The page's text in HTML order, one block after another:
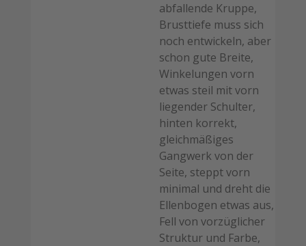
abfallende Kruppe,
Brusttiefe muss sich
noch entwickeln, aber
schon gute Breite,
Winkelungen vorn
etwas steil mit vorn
liegender Schulter,
hinten korrekt,
gleichmäßiges
Gangwerk von der
Seite, steppt vorn
minimal und dreht die
Ellenbogen etwas aus,
Fell von vorzüglicher
Struktur und Farbe,